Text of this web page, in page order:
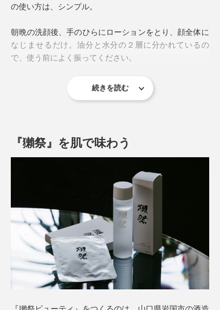
は、そんな特別な酒粕エキスをメイン成分とし、肌のト
の水分と油分のバランスを繊細に調整します。
肌に必要なもののみを厳選し、オイルが入っているのに
ベタつくことなく、１本でしっかり潤いが続く処方。エ
タノール、パラベン、香料、鉱物油などは使用していま
せん。
の使い方は、シンプル。
朝晩の洗顔後、手のひらにローションをとり、顔全体に
なじませるだけ。油分と水分の２層に分かれているの
で、使う前によく振ってください。
香りはほんのりとラベンダー。お酒っぽさはありませ
続きを読む
『獺祭』を肌で味わう